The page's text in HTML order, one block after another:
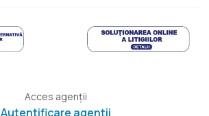
Acces agenții
Autentificare agenții